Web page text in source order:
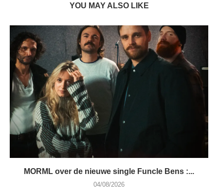
YOU MAY ALSO LIKE
MORML over de nieuwe single Funcle Bens :...
04/08/2026